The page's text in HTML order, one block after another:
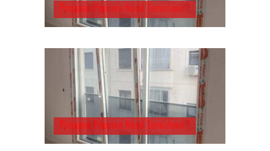
Pimapen Pencere Nasıl Temizlenir?
Pimapen Pencere Nasıl Temizlenir?